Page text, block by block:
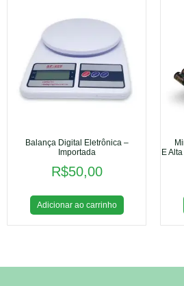
Balança Digital Eletrônica –
Importada
R$50,00
Adicionar ao carrinho
E